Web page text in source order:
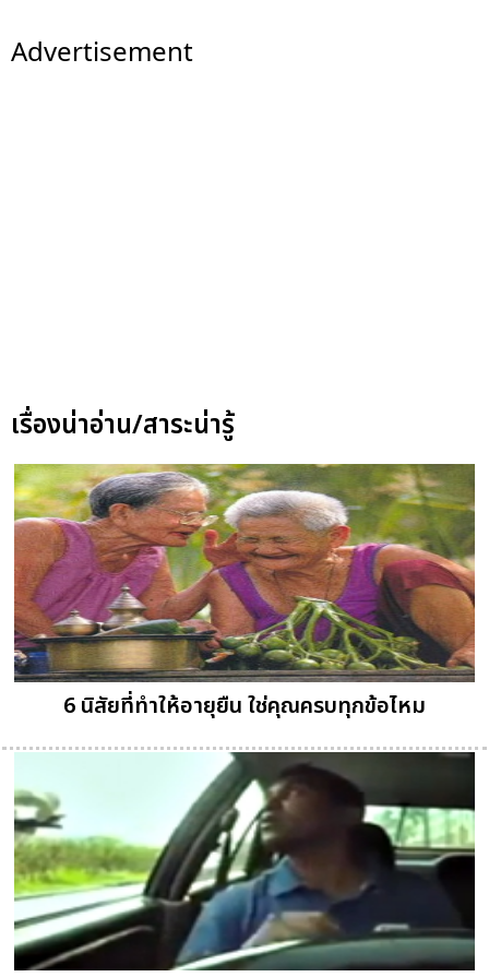
Advertisement
เรื่องน่าอ่าน/สาระน่ารู้
6 นิสัยที่ทำให้อายุยืน ใช่คุณครบทุกข้อไหม